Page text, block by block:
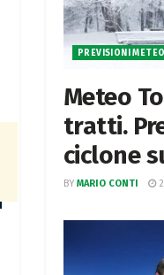
PREVISIONI METEO
Meteo
tratti.
ciclone
BY MARIO CONTI 2